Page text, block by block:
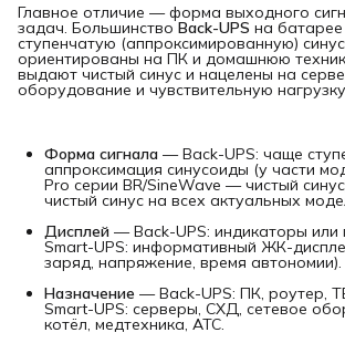
Главное отличие — форма выходного
задач. БольшинствоBack-UPS на
ступенчатую (аппроксимированную)
ориентированы на ПК и домашнюю
выдают чистый синус и нацелены на
оборудование и чувствительную
Форма сигнала — Back-UPS: чаще
аппроксимация синусоиды (у части
Pro серии BR/SineWave — чистый
чистый синус на всех актуальных
Дисплей — Back-UPS: индикаторы или
Smart-UPS: информативный ЖК-
заряд, напряжение, время автономии).
Назначение — Back-UPS: ПК, роутер,
Smart-UPS: серверы, СХД, сетевое
котёл, медтехника, АТС.